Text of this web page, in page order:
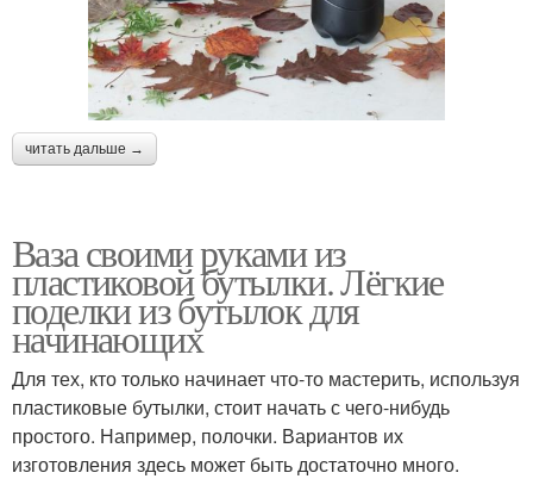
читать дальше →
Ваза своими руками из
пластиковой бутылки. Лёгкие
поделки из бутылок для
начинающих
Для тех, кто только начинает что-то мастерить, используя
пластиковые бутылки, стоит начать с чего-нибудь
простого. Например, полочки. Вариантов их
изготовления здесь может быть достаточно много.